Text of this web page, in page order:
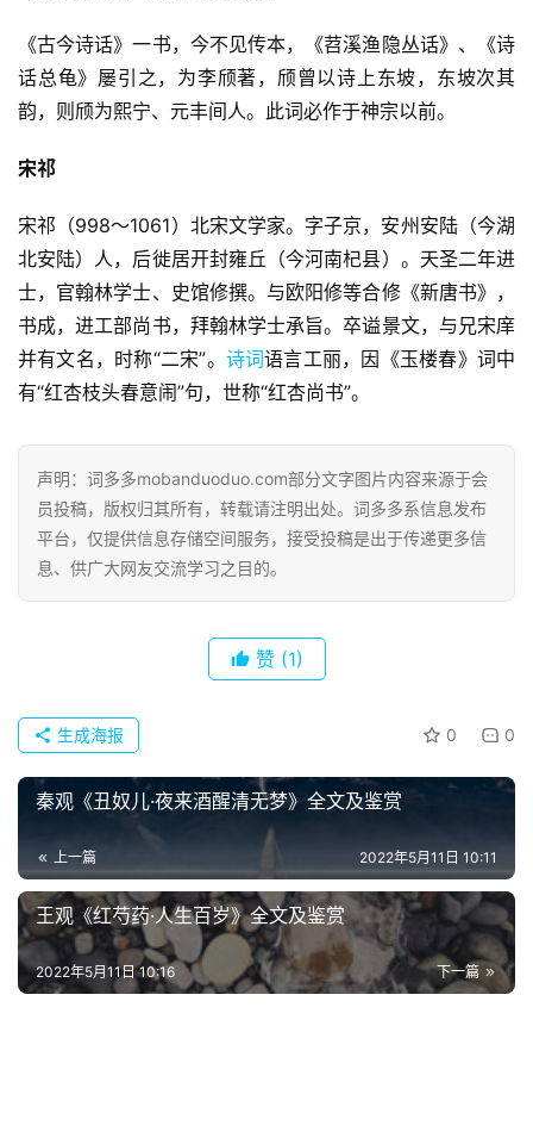
好
词
好
经
典
歌
词
《古今诗话》一书，今不见传本，《苕溪渔隐丛话》、《诗
话总龟》屡引之，为李颀著，颀曾以诗上东坡，东坡次其
韵，则颀为熙宁、元丰间人。此词必作于神宗以前。
宋祁
宋祁（998～1061）北宋文学家。字子京，安州安陆（今湖
北安陆）人，后徙居开封雍丘（今河南杞县）。天圣二年进
士，官翰林学士、史馆修撰。与欧阳修等合修《新唐书》，
书成，进工部尚书，拜翰林学士承旨。卒谥景文，与兄宋庠
并有文名，时称“二宋”。 诗词语言工丽，因《玉楼春》词中
有“红杏枝头春意闹”句，世称“红杏尚书”。
声明：词多多mobanduoduo.com部分文字图片内容来源于会
员投稿，版权归其所有，转载请注明出处。词多多系信息发布
平台，仅提供信息存储空间服务，接受投稿是出于传递更多信
息、供广大网友交流学习之目的。
赞 (1)
0 0
生成海报
秦观《丑奴儿·夜来酒醒清无梦》全文及鉴赏
上一篇 2022年5月11日 10:11
王观《红芍药·人生百岁》全文及鉴赏
下一篇
2022年5月11日 10:16